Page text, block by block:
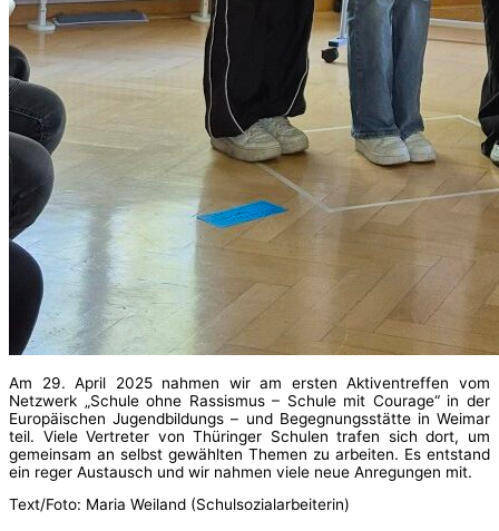
Am 29. April 2025 nahmen wir am ersten Aktiventreffen vom
Netzwerk „Schule ohne Rassismus – Schule mit Courage“ in der
Europäischen Jugendbildungs – und Begegnungsstätte in Weimar
teil. Viele Vertreter von Thüringer Schulen trafen sich dort, um
gemeinsam an selbst gewählten Themen zu arbeiten. Es entstand
ein reger Austausch und wir nahmen viele neue Anregungen mit.
Text/Foto: Maria Weiland (Schulsozialarbeiterin)